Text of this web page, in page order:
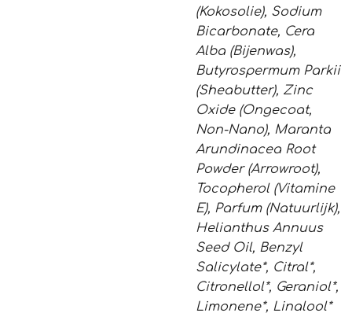
(Kokosolie), Sodium
Bicarbonate, Cera
Alba (Bijenwas),
Butyrospermum Parkii
(Sheabutter), Zinc
Oxide (Ongecoat,
Non-Nano), Maranta
Arundinacea Root
Powder (Arrowroot),
Tocopherol (Vitamine
E), Parfum (Natuurlijk),
Helianthus Annuus
Seed Oil, Benzyl
Salicylate*, Citral*,
Citronellol*, Geraniol*,
Limonene*, Linalool*